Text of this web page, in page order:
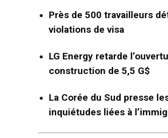
Près de 500 travailleurs
violations de visa
LG Energy retarde
construction de 5,5 G$
La Corée du Sud presse
inquiétudes liées à